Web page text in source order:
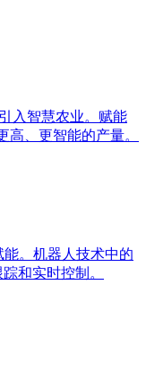
入智慧农业。赋能
、更智能的产量。
能。机器人技术中的
和实时控制。